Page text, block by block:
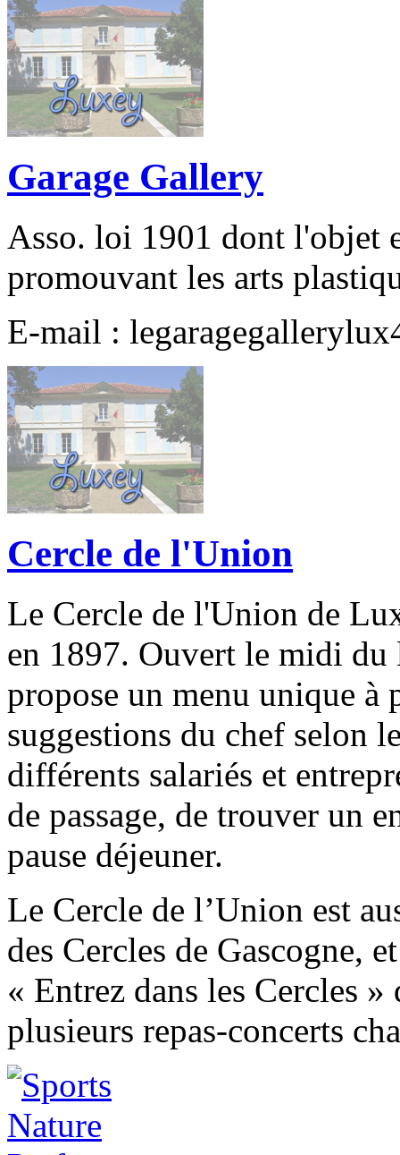
Garage Gallery
Asso. loi 1901 dont l'objet
promouvant les arts
E-mail :
Cercle de l'Union
Le Cercle de l'Union de
en 1897. Ouvert le midi du
propose un menu unique à
suggestions du chef selon
différents salariés et
de passage, de trouver un
pause déjeuner.
Le Cercle de l’Union est
des Cercles de Gascogne,
« Entrez dans les Cercles
plusieurs repas-concerts